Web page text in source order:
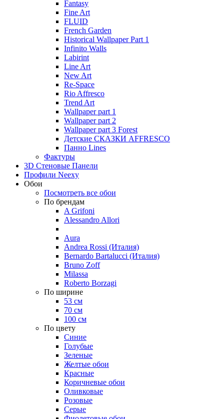
Fantasy
Fine Art
FLUID
French Garden
Historical Wallpaper Part 1
Infinito Walls
Labirint
Line Art
New Art
Re-Space
Rio Affresco
Trend Art
Wallpaper part 1
Wallpaper part 2
Wallpaper part 3 Forest
Детские СКАЗКИ AFFRESCO
Панно Lines
Фактуры
3D Стеновые Панели
Профили Neexy
Обои
Посмотреть все обои
По брендам
A Grifoni
Alessandro Allori
Aura
Andrea Rossi (Италия)
Bernardo Bartalucci (Италия)
Bruno Zoff
Milassa
Roberto Borzagi
По ширине
53 см
70 см
100 см
По цвету
Синие
Голубые
Зеленые
Желтые обои
Красные
Коричневые обои
Оливковые
Розовые
Серые